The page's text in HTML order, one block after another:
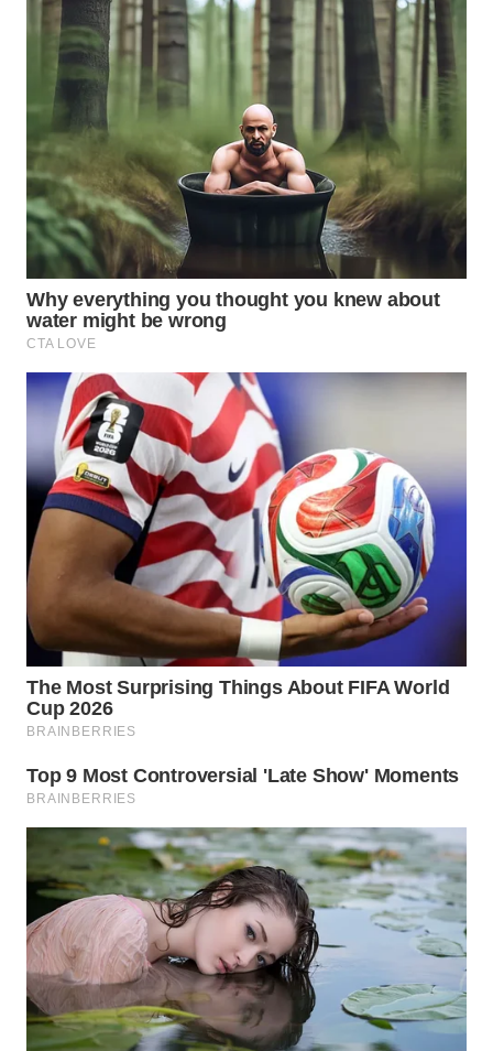
PADANG
LAWAS
SUMEDANG
WN
CIANJUR
WN
KEPULAUAN
SERIBU
TANGERANG
WN
BINJAI
WN
WN
INDRAMAYU
WN
KUNINGAN
WN
MAJALENGKA
WN
SUBANG
WN
SUKABUMI
WN
PURWAKARTA